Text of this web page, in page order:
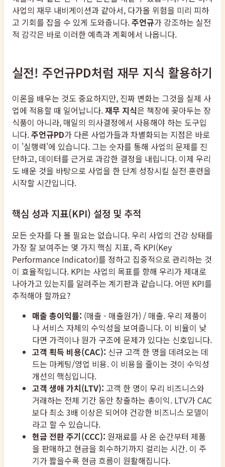
사업의 재무 내비게이션과 같아서, 다가올 위험을 미리 피하
고 기회를 잡을 수 있게 도와줍니다.주언규가 강조하는 실전
적 감각은 바로 이러한 예측과 계획에서 나옵니다.
실전! 주언규PD처럼 재무 지식 활용하기
이론을 배우는 것도 중요하지만, 진짜 변화는 그것을 실제 사
업에 적용할 때 일어납니다.재무 지식은 책장에 꽂아두는 장
식품이 아니라, 매일의 의사결정에서 사용해야 하는 도구입
니다.주언규PD가 다른 사업가들과 차별화되는 지점은 바로
이 '실행력'에 있습니다. 그는 숫자를 통해 사업의 문제를 진
단하고, 데이터를 근거로 과감한 결정을 내립니다. 이제 우리
도 배운 것을 바탕으로 사업을 한 단계 성장시킬 실전 훈련을
시작할 시간입니다.
핵심 성과 지표(KPI) 설정 및 추적
모든 숫자를 다 볼 필요는 없습니다. 우리 사업의 건강 상태를
가장 잘 보여주는 몇 가지 핵심 지표, 즉 KPI(Key
Performance Indicator)를 정하고 집중적으로 관리하는 것
이 효율적입니다. KPI는 사업의 목표를 향해 우리가 제대로
나아가고 있는지를 알려주는 계기판과 같습니다. 어떤 KPI를
추적해야 할까요?
매출 총이익률: (매출 - 매출원가) / 매출. 우리 제품이
나 서비스 자체의 수익성을 보여줍니다. 이 비율이 낮
다면 가격이나 원가 구조에 문제가 있다는 신호입니다.
고객 획득 비용(CAC): 신규 고객 한 명을 데려오는 데
드는 마케팅/영업 비용. 이 비용을 줄이는 것이 수익성
개선의 핵심입니다.
고객 생애 가치(LTV): 고객 한 명이 우리 비즈니스와
거래하는 전체 기간 동안 창출하는 총이익. LTV가 CAC
보다 최소 3배 이상은 되어야 건강한 비즈니스 모델이
라고 할 수 있습니다.
현금 전환 주기(CCC): 원재료를 사 온 순간부터 제품
을 판매하고 현금을 회수하기까지 걸리는 시간. 이 주
기가 짧을수록 현금 흐름이 원활해집니다.